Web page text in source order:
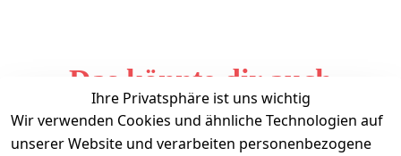
Das könnte dir auch
gefallen
Ihre Privatsphäre ist uns wichtig
Wir verwenden Cookies und ähnliche Technologien auf
unserer Website und verarbeiten personenbezogene